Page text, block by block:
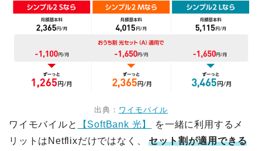
出典： ワイモバイル
ワイモバイルと 【SoftBank 光】
を一緒に利用するメ
リットはNetflixだけではなく、
セット割が適用できる